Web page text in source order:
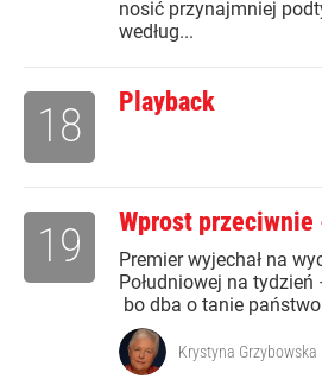
nosić przynajmniej
według...
Playback
18
Wprost przeciwnie
Premier wyjechał na
Południowej na tydzień
bo dba o tanie państwo
19
Krystyna Grzybowska